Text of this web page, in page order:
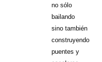
no sólo
bailando
sino también
construyendo
puentes y